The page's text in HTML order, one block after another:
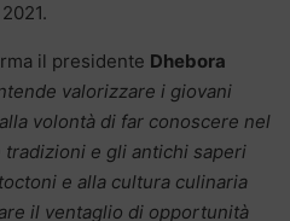
il presidente Dhebora
valorizzare i giovani
volontà di far conoscere nel
tradizioni e gli antichi saperi
e alla cultura culinaria
il ventaglio di opportunità